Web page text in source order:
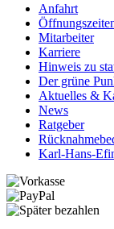
Anfahrt
Mitarbeiter
Karriere
Hinweis zu
Der grüne
Aktuelles &
News
Ratgeber
Karl-Hans-